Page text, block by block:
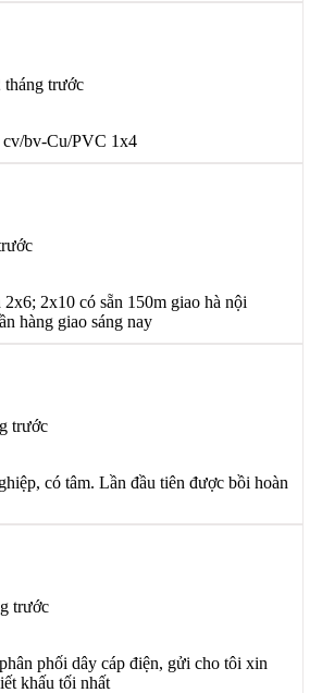
tháng trước
cv/bv-Cu/PVC 1x4
2x10 có sẵn 150m giao hà nội
hàng giao sáng nay
trước
có tâm. Lần đầu tiên được bồi hoàn
trước
phối dây cáp điện, gửi cho tôi xin
khấu tối nhất